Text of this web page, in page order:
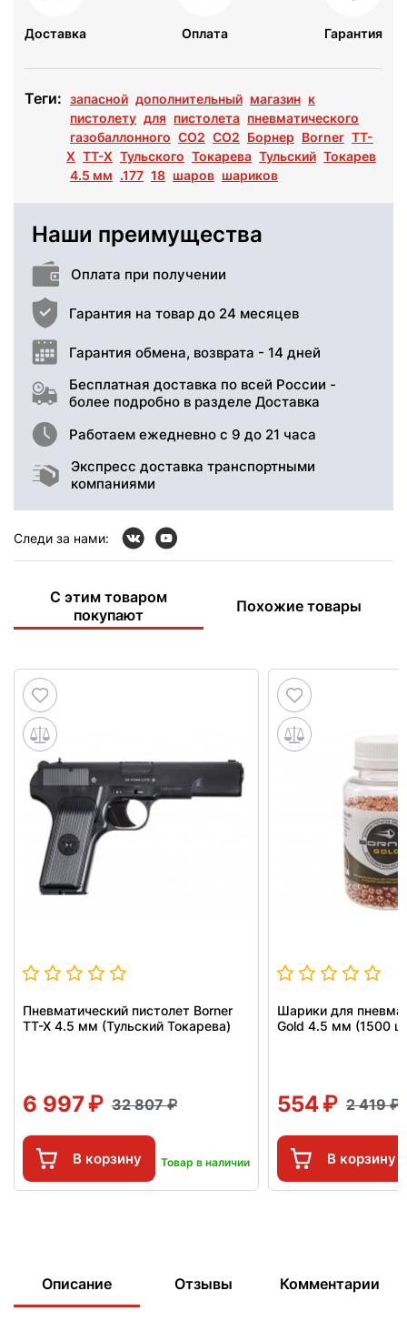
Доставка Оплата Гарантия
Теги: запасной дополнительный магазин к
пистолету для пистолета пневматического
газобаллонного CO2 СО2 Борнер Borner ТТ-
Х TT-X Тульского Токарева Тульский Токарев
4.5 мм .177 18 шаров шариков
Наши преимущества
Оплата при получении
Гарантия на товар до 24 месяцев
Гарантия обмена, возврата - 14 дней
Бесплатная доставка по всей России -
более подробно в разделе Доставка
Работаем ежедневно с 9 до 21 часа
Экспресс доставка транспортными
компаниями
Следи за нами:
С этим товаром
покупают
Похожие товары
Пневматический пистолет Borner
TT-X 4.5 мм (Тульский Токарева)
6 997 32 807
В корзину Товар в наличии
Шарики для
Gold 4.5 мм (1500
554 2 419
В корзину
Описание Отзывы Комментарии